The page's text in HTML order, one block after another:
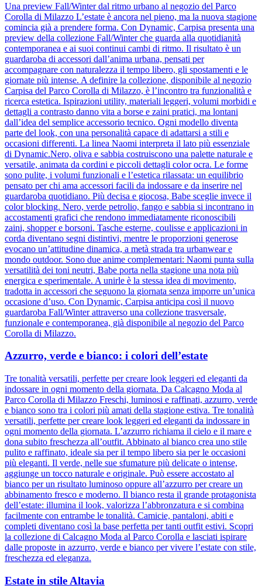
Una preview Fall/Winter dal ritmo urbano al negozio del Parco
Corolla di Milazzo L’estate è ancora nel pieno, ma la nuova stagione
comincia già a prendere forma. Con Dynamic, Carpisa presenta una
preview della collezione Fall/Winter che guarda alla quotidianità
contemporanea e ai suoi continui cambi di ritmo. Il risultato è un
guardaroba di accessori dall’anima urbana, pensati per
accompagnare con naturalezza il tempo libero, gli spostamenti e le
giornate più intense. A definire la collezione, disponibile al negozio
Carpisa del Parco Corolla di Milazzo, è l’incontro tra funzionalità e
ricerca estetica. Ispirazioni utility, materiali leggeri, volumi morbidi e
dettagli a contrasto danno vita a borse e zaini pratici, ma lontani
dall’idea del semplice accessorio tecnico. Ogni modello diventa
parte del look, con una personalità capace di adattarsi a stili e
occasioni differenti. La linea Naomi interpreta il lato più essenziale
di Dynamic.Nero, oliva e sabbia costruiscono una palette naturale e
versatile, animata da cordini e piccoli dettagli color ocra. Le forme
sono pulite, i volumi funzionali e l’estetica rilassata: un equilibrio
pensato per chi ama accessori facili da indossare e da inserire nel
guardaroba quotidiano. Più decisa e giocosa, Babe sceglie invece il
color blocking. Nero, verde petrolio, fango e sabbia si incontrano in
accostamenti grafici che rendono immediatamente riconoscibili
zaini, shopper e borsoni. Tasche esterne, coulisse e applicazioni in
corda diventano segni distintivi, mentre le proporzioni generose
evocano un’attitudine dinamica, a metà strada tra urbanwear e
mondo outdoor. Sono due anime complementari: Naomi punta sulla
versatilità dei toni neutri, Babe porta nella stagione una nota più
energica e sperimentale. A unirle è la stessa idea di movimento,
tradotta in accessori che seguono la giornata senza imporre un’unica
occasione d’uso. Con Dynamic, Carpisa anticipa così il nuovo
guardaroba Fall/Winter attraverso una collezione trasversale,
funzionale e contemporanea, già disponibile al negozio del Parco
Corolla di Milazzo.
Azzurro, verde e bianco: i colori dell’estate
Tre tonalità versatili, perfette per creare look leggeri ed eleganti da
indossare in ogni momento della giornata. Da Calcagno Moda al
Parco Corolla di Milazzo Freschi, luminosi e raffinati, azzurro, verde
e bianco sono tra i colori più amati della stagione estiva. Tre tonalità
versatili, perfette per creare look leggeri ed eleganti da indossare in
ogni momento della giornata. L’azzurro richiama il cielo e il mare e
dona subito freschezza all’outfit. Abbinato al bianco crea uno stile
pulito e raffinato, ideale sia per il tempo libero sia per le occasioni
più eleganti. Il verde, nelle sue sfumature più delicate o intense,
aggiunge un tocco naturale e originale. Può essere accostato al
bianco per un risultato luminoso oppure all’azzurro per creare un
abbinamento fresco e moderno. Il bianco resta il grande protagonista
dell’estate: illumina il look, valorizza l’abbronzatura e si combina
facilmente con entrambe le tonalità. Camicie, pantaloni, abiti e
completi diventano così la base perfetta per tanti outfit estivi. Scopri
la collezione di Calcagno Moda al Parco Corolla e lasciati ispirare
dalle proposte in azzurro, verde e bianco per vivere l’estate con stile,
freschezza ed eleganza.
Estate in stile Altavia